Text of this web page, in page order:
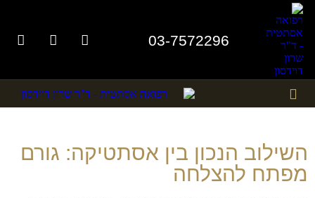
03-7572296
השילוב הנכון בין אסתטיקה: גורם
מפתח להצלחה